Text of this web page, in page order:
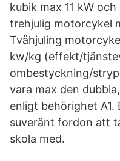
kubik max 11 kW
trehjulig motorcykel
Tvåhjuling
kw/kg (effekt/
ombestyckning/
vara max den
enligt behörighet A1.
suveränt fordon att
skola med.